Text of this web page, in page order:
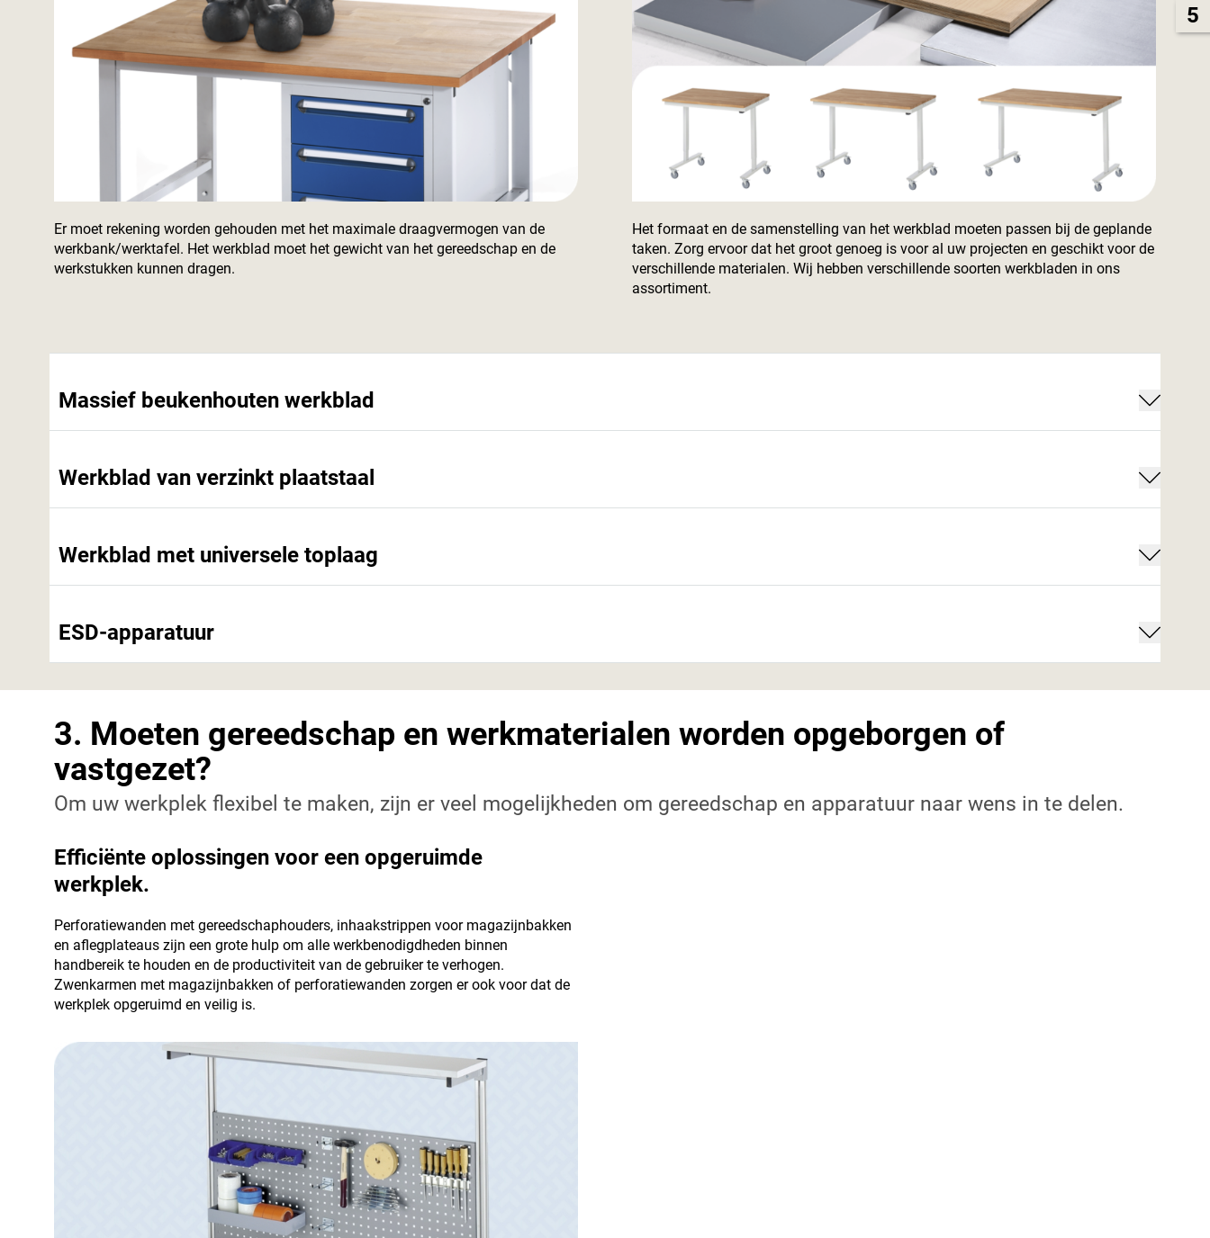
5
Er moet rekening worden gehouden met het maximale draagvermogen van de
werkbank/werktafel. Het werkblad moet het gewicht van het gereedschap en de
werkstukken kunnen dragen.
Het formaat en de samenstelling van het werkblad moeten passen bij de geplande
taken. Zorg ervoor dat het groot genoeg is voor al uw projecten en geschikt voor de
verschillende materialen. Wij hebben verschillende soorten werkbladen in ons
assortiment.
Massief beukenhouten werkblad
Werkblad van verzinkt plaatstaal
Werkblad met universele toplaag
ESD-apparatuur
3. Moeten gereedschap en werkmaterialen worden opgeborgen of
vastgezet?
Om uw werkplek flexibel te maken, zijn er veel mogelijkheden om gereedschap en apparatuur naar wens in te delen.
Efficiënte oplossingen voor een opgeruimde
werkplek.
Perforatiewanden met gereedschaphouders, inhaakstrippen voor magazijnbakken
en aflegplateaus zijn een grote hulp om alle werkbenodigdheden binnen
handbereik te houden en de productiviteit van de gebruiker te verhogen.
Zwenkarmen met magazijnbakken of perforatiewanden zorgen er ook voor dat de
werkplek opgeruimd en veilig is.